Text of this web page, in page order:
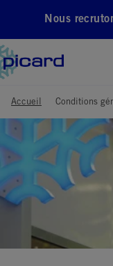
Nous
Accueil Conditions